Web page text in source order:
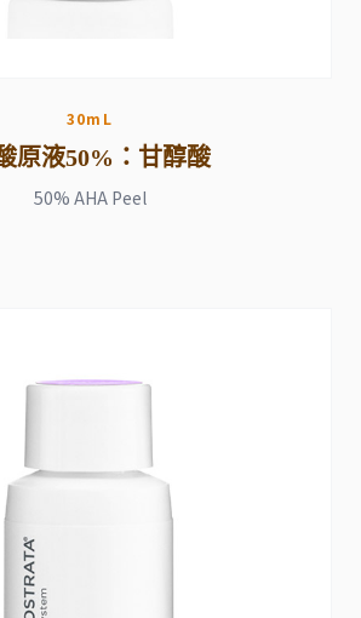
30mL
原液50%：甘醇酸
50% AHA Peel